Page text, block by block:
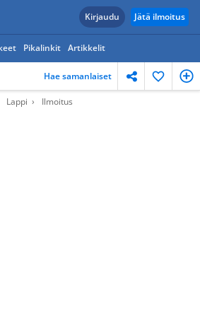
Kirjaudu Jätä ilmoitus
Pikalinkit Artikkelit
Hae samanlaiset
Lappi Ilmoitus